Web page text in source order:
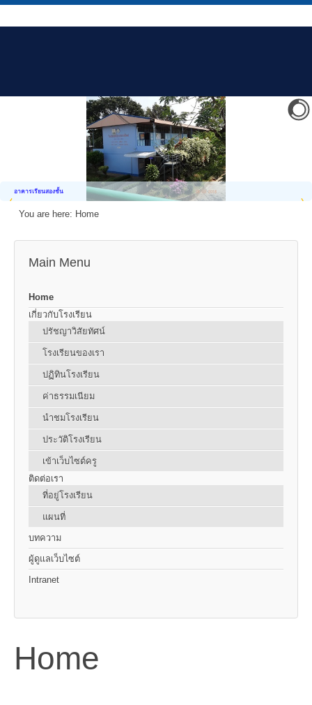
อาคารเรียนสองชั้น
You are here: Home
Main Menu
Home
เกี่ยวกับโรงเรียน
ปรัชญาวิสัยทัศน์
โรงเรียนของเรา
ปฏิทินโรงเรียน
ค่าธรรมเนียม
นำชมโรงเรียน
ประวัติโรงเรียน
เข้าเว็บไซต์ครู
ติดต่อเรา
ที่อยู่โรงเรียน
แผนที่
บทความ
ผู้ดูแลเว็บไซต์
Intranet
Home